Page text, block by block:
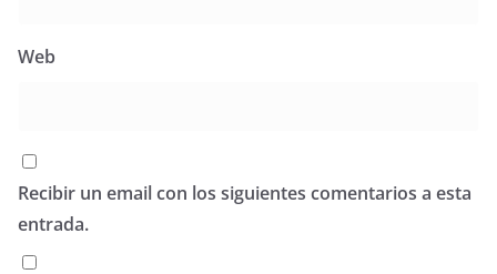
Web
Recibir un email con los siguientes comentarios a esta
entrada.